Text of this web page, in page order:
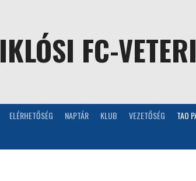
FC-
ELÉRHETŐSÉG NAPTÁR KLUB VEZETŐSÉG TAO